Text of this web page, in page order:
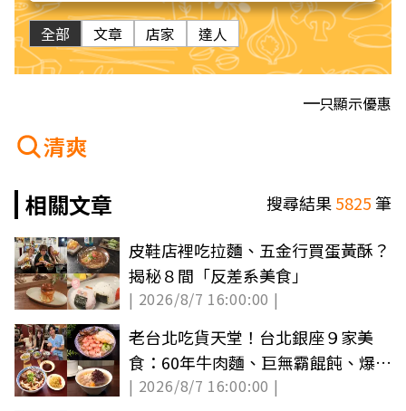
全部 文章 店家 達人
只顯示優惠
清爽
相關文章
搜尋結果5825筆
皮鞋店裡吃拉麵、五金行買蛋黃酥？
揭秘８間「反差系美食」
| 2026/8/7 16:00:00 |
老台北吃貨天堂！台北銀座９家美
食：60年牛肉麵、巨無霸餛飩、爆汁
雞排必吃
| 2026/8/7 16:00:00 |